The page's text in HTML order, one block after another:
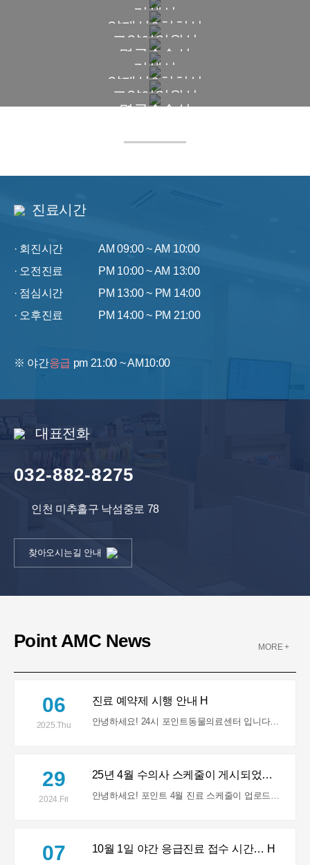
리셉션
POINT PREVIEW
약제실&처치실
POINT PREVIEW
고양이입원실
POINT PREVIEW
멸균수술실
POINT PREVIEW
리셉션
POINT PREVIEW
약제실&처치실
POINT PREVIEW
고양이입원실
POINT PREVIEW
멸균수술실
진료시간
· 회진시간
AM 09:00 ~ AM 10:00
· 오전진료
PM 10:00 ~ AM 13:00
· 점심시간
PM 13:00 ~ PM 14:00
· 오후진료
PM 14:00 ~ PM 21:00
※ 야간응급 pm 21:00 ~ AM10:00
대표전화
032-882-8275
인천 미추홀구 낙섬중로 78
찾아오시는길 안내
Point AMC News MORE +
06
2025.Thu
진료 예약제 시행 안내 H
안녕하세요! 24시 포인트동물의료센터 입니다! 25년 4월 1일부터 진료 예약제가 시행됩니…
29
2024.Fri
25년 4월 수의사 스케줄이 게시되었…
07 10월 1일 야간 응급진료 접수 시간… H